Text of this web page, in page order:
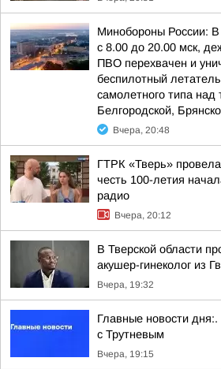
Минобороны России:
с 8.00 до 20.00 мск,
ПВО перехвачен и
беспилотный
самолетного типа над
Белгородской,
Вчера, 20:48
ГТРК «Тверь»
честь 100-летия
радио
Вчера, 20:12
В Тверской области
акушер-гинеколог из
Вчера, 19:32
Главные новости
с Трутневым
Вчера, 19:15